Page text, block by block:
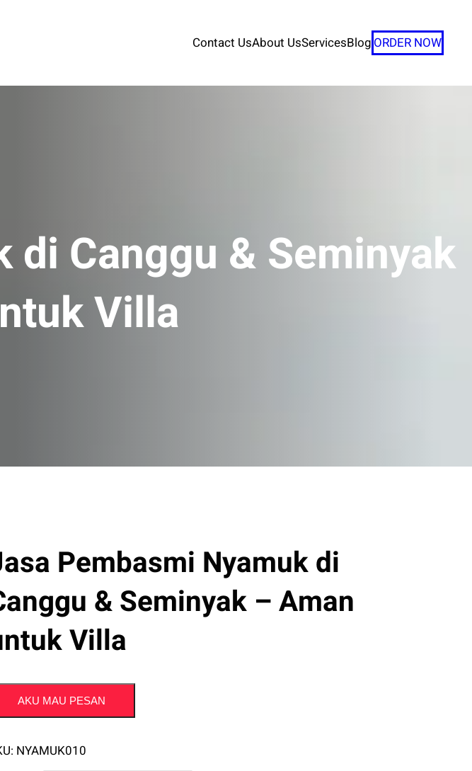
Contact UsAbout UsServicesBlog ORDER NOW
Canggu & Seminyak
Villa
Pembasmi Nyamuk di
& Seminyak – Aman
Villa
AKU MAU PESAN
NYAMUK010